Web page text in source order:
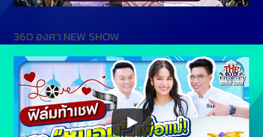
360 องศา NEW SHOW